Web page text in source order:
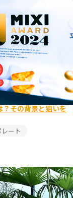
？その背景と狙いを
ート